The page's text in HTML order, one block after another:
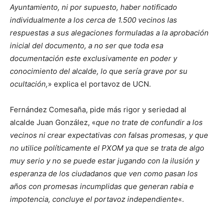
Ayuntamiento, ni por supuesto, haber notificado
individualmente a los cerca de 1.500 vecinos las
respuestas a sus alegaciones formuladas a la aprobación
inicial del documento, a no ser que toda esa
documentación este exclusivamente en poder y
conocimiento del alcalde, lo que sería grave por su
ocultación,» explica el portavoz de UCN.
Fernández Comesaña, pide más rigor y seriedad al
alcalde Juan González, «que no trate de confundir a los
vecinos ni crear expectativas con falsas promesas, y que
no utilice políticamente el PXOM ya que se trata de algo
muy serio y no se puede estar jugando con la ilusión y
esperanza de los ciudadanos que ven como pasan los
años con promesas incumplidas que generan rabia e
impotencia, concluye el portavoz independiente«.